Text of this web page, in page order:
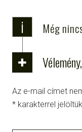
i Még
Az e-mail címet
* karakterrel jelöltük